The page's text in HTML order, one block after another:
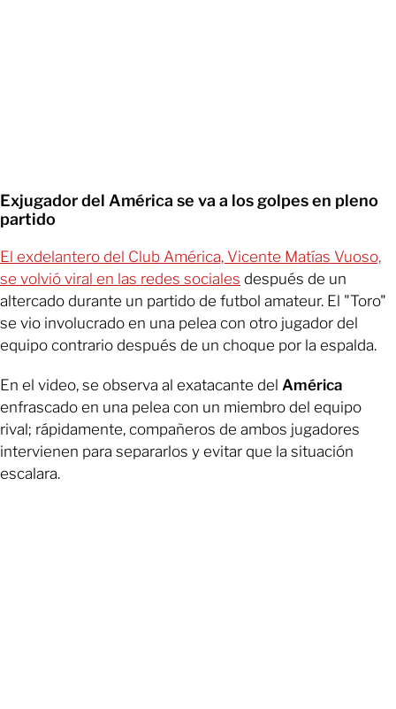
Exjugador del América se va a los golpes en pleno
partido
El exdelantero del Club América, Vicente Matías Vuoso,
se volvió viral en las redes sociales después de un
altercado durante un partido de futbol amateur. El "Toro"
se vio involucrado en una pelea con otro jugador del
equipo contrario después de un choque por la espalda.
En el video, se observa al exatacante del América
enfrascado en una pelea con un miembro del equipo
rival; rápidamente, compañeros de ambos jugadores
intervienen para separarlos y evitar que la situación
escalara.